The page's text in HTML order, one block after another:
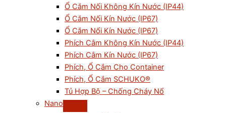
Ổ Cắm Nối Không Kín Nước (IP44)
Ổ Cắm Nối Kín Nước (IP67)
Ổ Cắm Nổi Kín Nước (IP67)
Phích Cắm Không Kín Nước (IP44)
Phích Cắm Kín Nước (IP67)
Phích, Ổ Cắm Cho Container
Phích, Ổ Cắm SCHUKO®
Tủ Hợp Bộ – Chống Cháy Nổ
Nano